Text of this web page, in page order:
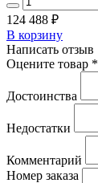
124 488 ₽
В корзину
Написать отзыв
Оцените товар *
Достоинства
Недостатки
Комментарий
Номер заказа